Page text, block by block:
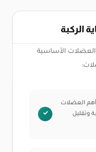
الركبة
العضلات الأساسية
العضلات
وتقليل